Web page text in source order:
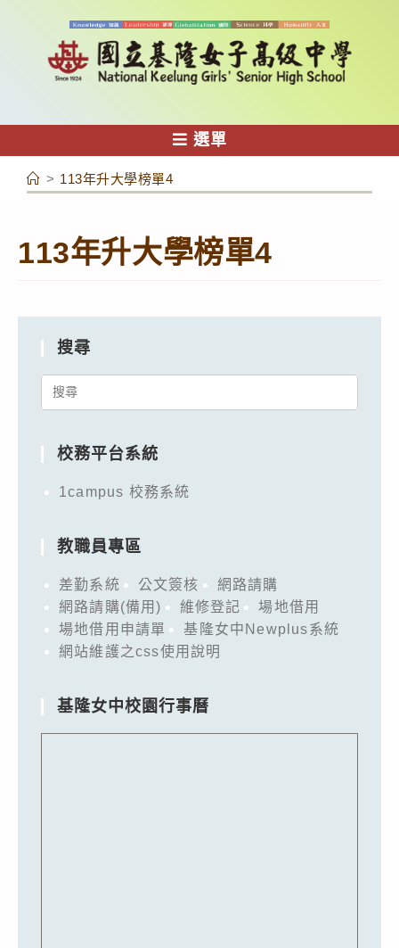
容
選單
> 113年升大學榜單4
113年升大學榜單4
搜尋
Search
校務平台系統
1campus 校務系統
教職員專區
差勤系統 公文簽核
網路請購
網路請購(備用)
維修登記
場地借用
場地借用申請單
基隆女中Newplus系統
網站維護之css使用說明
基隆女中校園行事曆